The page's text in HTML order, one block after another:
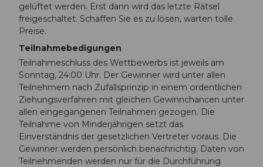
gelüftet werden. Erst dann wird das letzte Rätsel
freigeschaltet. Schaffen Sie es zu lösen, warten tolle
Preise.
Teilnahmebedigungen
Teilnahmeschluss des Wettbewerbs ist jeweils am
Sonntag, 24:00 Uhr. Der Gewinner wird unter allen
Teilnehmern nach Zufallsprinzip in einem ordentlichen
Ziehungsverfahren mit gleichen Gewinnchancen unter
allen eingegangenen Teilnahmen gezogen. Die
Teilnahme von Minderjährigen setzt das
Einverständnis der gesetzlichen Vertreter voraus. Die
Gewinner werden persönlich benachrichtig. Daten von
Teilnehmenden werden nur für die Durchführung